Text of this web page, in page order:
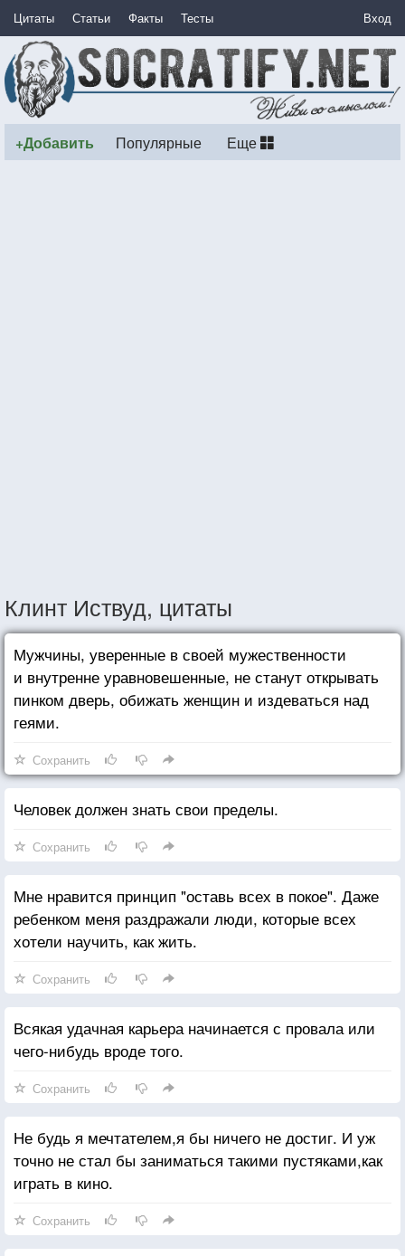
Цитаты Статьи Факты Тесты Вход
+Добавить Популярные Еще
Клинт Иствуд, цитаты
Мужчины, уверенные в своей мужественности
и внутренне уравновешенные, не станут открывать
пинком дверь, обижать женщин и издеваться над
геями.
Сохранить
Человек должен знать свои пределы.
Сохранить
Мне нравится принцип "оставь всех в покое". Даже
ребенком меня раздражали люди, которые всех
хотели научить, как жить.
Сохранить
Всякая удачная карьера начинается с провала или
чего-нибудь вроде того.
Сохранить
Не будь я мечтателем,я бы ничего не достиг. И уж
точно не стал бы заниматься такими пустяками,как
играть в кино.
Сохранить